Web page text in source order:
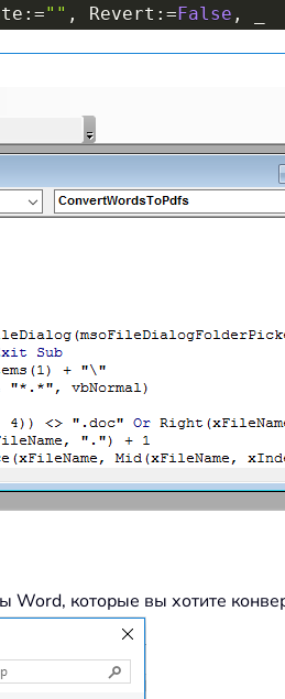
: ="" , Revert : = False ,
, From:=1
, DocStructureTags
которые вы хотите